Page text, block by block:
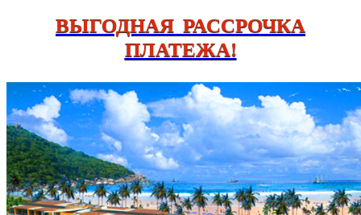
ВЫГОДНАЯ РАССРОЧКА
ПЛАТЕЖА!